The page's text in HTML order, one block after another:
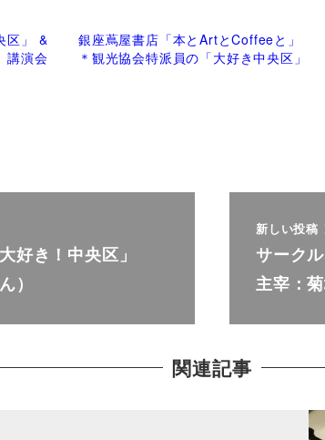
区」 &
演会
銀座蔦屋書店「本とArtとCoffeeと」
＊観光協会特派員の「大好き中央区」
好き！中央区」
）
新しい投稿
サーク
主宰：
関連記事